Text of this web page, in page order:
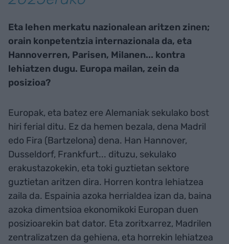
Eta lehen merkatu nazionalean aritzen zinen;
orain konpetentzia internazionala da, eta
Hannoverren, Parisen, Milanen... kontra
lehiatzen dugu. Europa mailan, zein da
posizioa?
Europak, eta batez ere Alemaniak sekulako bost
hiri ferial ditu. Ez da hemen bezala, dena Madril
edo Fira (Bartzelona) dena. Han Hannover,
Dusseldorf, Frankfurt... dituzu, sekulako
erakustazokekin, eta toki guztietan sektore
guztietan aritzen dira. Horren kontra lehiatzea
zaila da. Espainia azoka herrialdea izan da, baina
azoka dimentsioa ekonomikoki Europan duen
posizioarekin bat dator. Eta zoritxarrez, Madrilen
zentralizatzen da gehiena, eta horrekin lehiatzea